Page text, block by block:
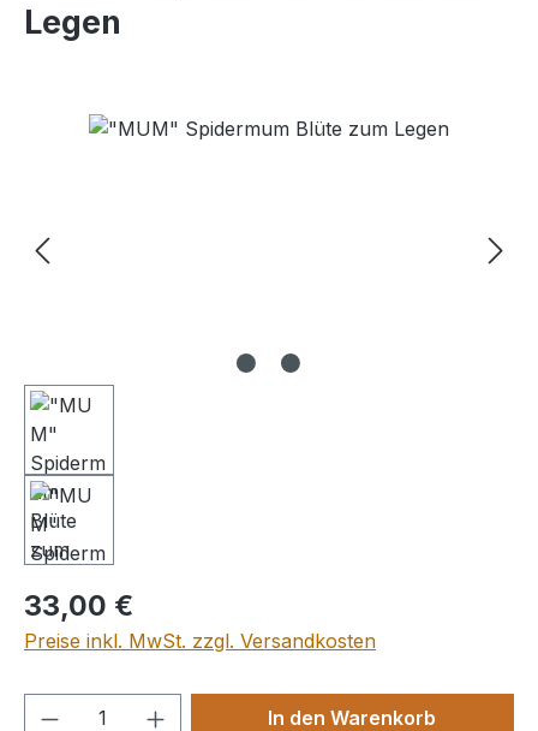
Legen
Bildergalerie überspringen
Regulärer Preis:
33,00 €
Preise inkl. MwSt. zzgl. Versandkosten
Produkt Anzahl: Gib denIn den Warenkorb